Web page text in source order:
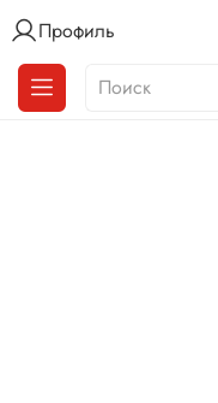
Профиль